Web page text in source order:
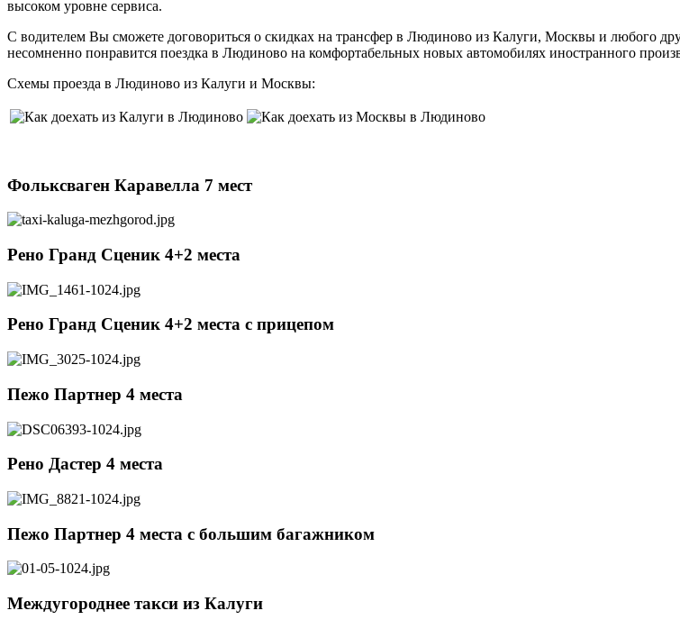
высоком уровне сервиса.
С водителем Вы сможете договориться о скидках на трансфер в Людиново из Калуги, Москвы и любого
несомненно понравится поездка в Людиново на комфортабельных новых автомобилях иностранного
Схемы проезда в Людиново из Калуги и Москвы:
Фольксваген Каравелла 7 мест
Рено Гранд Сценик 4+2 места
Рено Гранд Сценик 4+2 места c прицепом
Пежо Партнер 4 места
Рено Дастер 4 места
Пежо Партнер 4 места с большим багажником
Междугороднее такси из Калуги